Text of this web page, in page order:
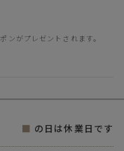
ンがプレゼントされます。
■ の日は休業日です